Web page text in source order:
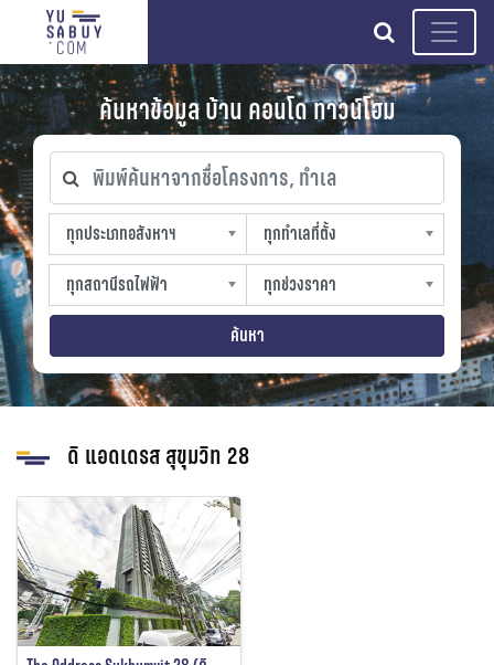
search
ค้นหาข้อมูล บ้าน คอนโด ทาวน์โฮม
พิมพ์ค้นหาจากชื่อโครงการ, ทำเล
ทุกประเภทอสังหาฯ
ทุกประเภทอสังหาฯ
sproperty
ทุกทำเลที่ตั้ง
ทุกทำเลที่ตั้ง
slocation
ทุกสถานีรถไฟฟ้า
ทุกสถานีรถไฟฟ้า
strain-station
ทุกช่วงราคา
ทุกช่วงราคา
sprice
ค้นหา
ดิ แอดเดรส สุขุมวิท 28